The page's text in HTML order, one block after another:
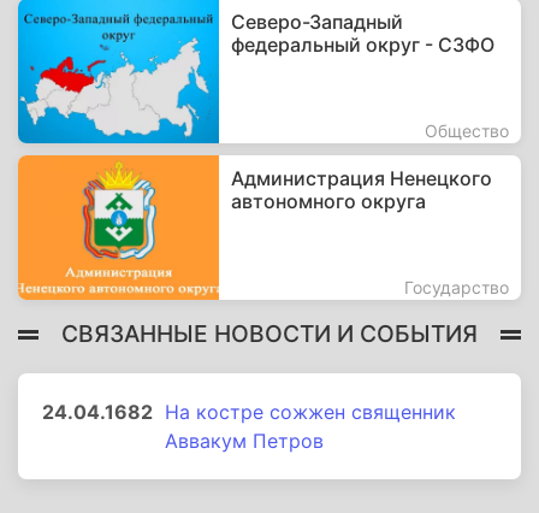
Северо-Западный
федеральный округ - СЗФО
Общество
Администрация Ненецкого
автономного округа
Государство
СВЯЗАННЫЕ НОВОСТИ И СОБЫТИЯ
24.04.1682 На костре сожжен священник
Аввакум Петров